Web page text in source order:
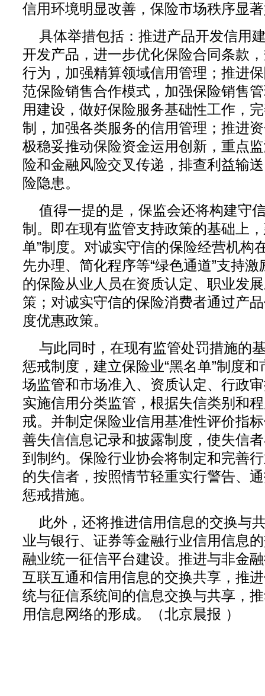
信用环境明显改善，保险市场秩序显
具体举措包括：推进产品开发信用
开发产品，进一步优化保险合同条款
行为，加强精算领域信用管理；推进
范保险销售合作模式，加强保险销售
用建设，做好保险服务基础性工作，
制，加强各类服务的信用管理；推进
极稳妥推动保险资金运用创新，重点
险和金融风险交叉传递，排查利益输
险隐患。
值得一提的是，保监会还将构建守
制。即在现有监管支持政策的基础上
单”制度。对诚实守信的保险经营机构
先办理、简化程序等“绿色通道”支持
的保险从业人员在资质认定、职业发
策；对诚实守信的保险消费者通过产
度优惠政策。
与此同时，在现有监管处罚措施的
惩戒制度，建立保险业“黑名单”制度
场监管和市场准入、资质认定、行政
实施信用分类监管，根据失信类别和
戒。并制定保险业信用基准性评价指
善失信信息记录和披露制度，使失信
到制约。保险行业协会将制定和完善
的失信者，按照情节轻重实行警告、
惩戒措施。
此外，还将推进信用信息的交换与
业与银行、证券等金融行业信用信息
融业统一征信平台建设。推进与非金
互联互通和信用信息的交换共享，推
统与征信系统间的信息交换与共享，
用信息网络的形成。（北京晨报 ）